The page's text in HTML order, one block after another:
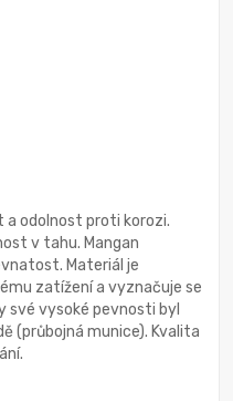
a odolnost proti korozi.
v tahu. Mangan
Materiál je
zatížení a vyznačuje se
své vysoké pevnosti byl
(průbojná munice). Kvalita